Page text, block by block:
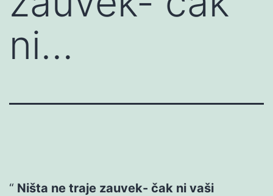
ni…
Ništa ne traje zauvek- čak ni vaši